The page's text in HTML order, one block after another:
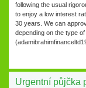
following the usual
to enjoy a low interest
30 years. We can
depending on the type
Urgentní půjčka